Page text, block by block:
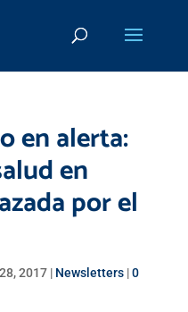
en alerta:
en
por el
2017| Newsletters|0